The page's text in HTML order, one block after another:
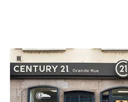
CENTURY 21
115
OULLINS -